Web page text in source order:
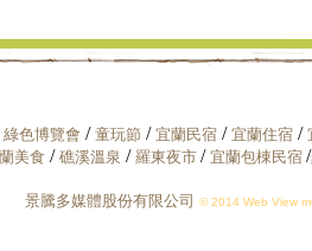
綠色博覽會 / 童玩節 / 宜蘭民宿 / 宜蘭住宿 /
美食 / 礁溪溫泉 / 羅東夜市 / 宜蘭包棟民宿 /
景騰多媒體股份有限公司 © 2014 Web View